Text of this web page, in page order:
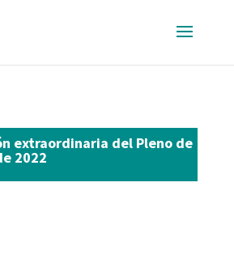
extraordinaria del Pleno de
2022